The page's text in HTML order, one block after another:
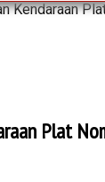
Kendaraan
Plat